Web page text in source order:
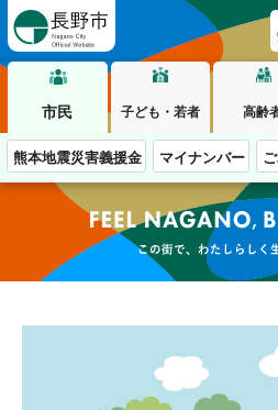
市民 子ども・若者 高齢
熊本地震災害義援金 マイナンバー
この街で、わたしらし